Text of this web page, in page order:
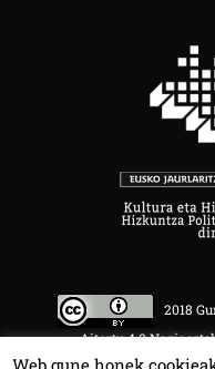
2018
Aitortu 4.0
Web gune honek